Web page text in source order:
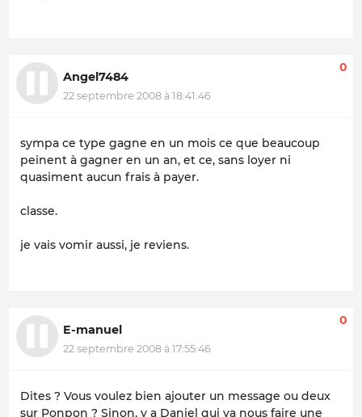
Angel7484
22 septembre 2008 à 18:41:46
0
sympa ce type gagne en un mois ce que beaucoup
peinent à gagner en un an, et ce, sans loyer ni
quasiment aucun frais à payer.
classe.
je vais vomir aussi, je reviens.
E-manuel
22 septembre 2008 à 17:55:46
0
Dites ? Vous voulez bien ajouter un message ou deux
sur Ponpon ? Sinon, y a Daniel qui va nous faire une